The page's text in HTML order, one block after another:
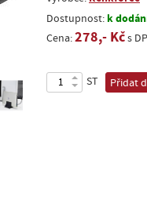
Dostupnost:k
Cena:278,- Kčs
ST Přidat